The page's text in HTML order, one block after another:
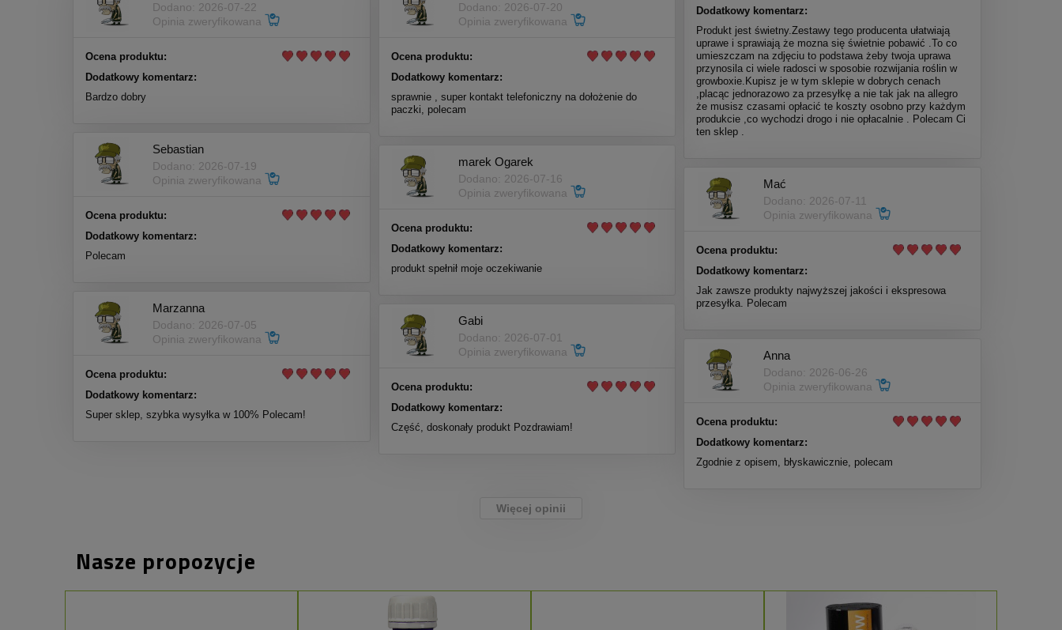
Dodatkowy komentarz:
Produkt jest świetny.Zestawy tego producenta ułatwiają
uprawe i sprawiają że mozna się świetnie pobawić .To co
umieszczam na zdjęciu to podstawa żeby twoja uprawa
przynosila ci wiele radosci w sposobie rozwijania roślin w
growboxie.Kupisz je w tym sklepie w dobrych cenach
,placąc jednorazowo za przesyłkę a nie tak jak na allegro
że musisz czasami opłacić te koszty osobno przy każdym
produkcie ,co wychodzi drogo i nie opłacalnie . Polecam Ci
ten sklep .
Dodano: 2026-07-22
Opinia zweryfikowana
Ocena produktu:
Dodatkowy komentarz:
Bardzo dobry
Dodano: 2026-07-20
Opinia zweryfikowana
Ocena produktu:
Dodatkowy komentarz:
sprawnie , super kontakt telefoniczny na dołożenie do
paczki, polecam
Sebastian
Dodano: 2026-07-19
Opinia zweryfikowana
Ocena produktu:
Dodatkowy komentarz:
Polecam
marek Ogarek
Dodano: 2026-07-16
Opinia zweryfikowana
Ocena produktu:
Dodatkowy komentarz:
produkt spełnił moje oczekiwanie
Mać
Dodano: 2026-07-11
Opinia zweryfikowana
Ocena produktu:
Dodatkowy komentarz:
Jak zawsze produkty najwyższej jakości i ekspresowa
przesyłka. Polecam
Marzanna
Dodano: 2026-07-05
Opinia zweryfikowana
Ocena produktu:
Dodatkowy komentarz:
Super sklep, szybka wysyłka w 100% Polecam!
Gabi
Dodano: 2026-07-01
Opinia zweryfikowana
Ocena produktu:
Dodatkowy komentarz:
Część, doskonały produkt Pozdrawiam!
Anna
Dodano: 2026-06-26
Opinia zweryfikowana
Ocena produktu:
Dodatkowy komentarz:
Zgodnie z opisem, błyskawicznie, polecam
Więcej opinii
Nasze propozycje